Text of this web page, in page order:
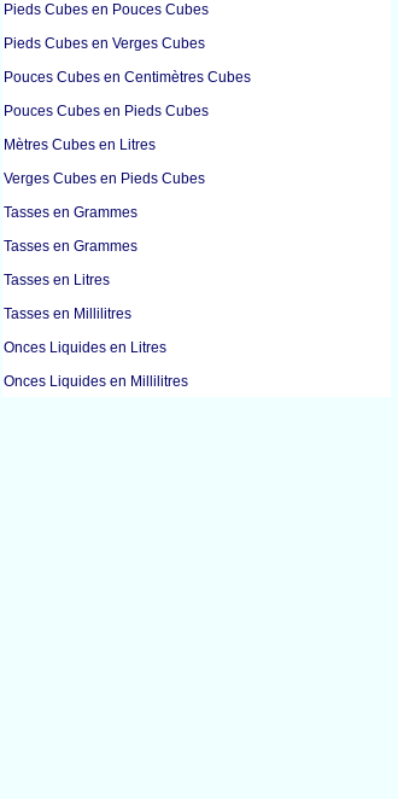
Pieds Cubes en Pouces Cubes
Pieds Cubes en Verges Cubes
Pouces Cubes en Centimètres Cubes
Pouces Cubes en Pieds Cubes
Mètres Cubes en Litres
Verges Cubes en Pieds Cubes
Tasses en Grammes
Tasses en Grammes
Tasses en Litres
Tasses en Millilitres
Onces Liquides en Litres
Onces Liquides en Millilitres